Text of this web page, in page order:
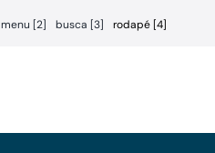
menu [2] busca [3] rodapé [4]